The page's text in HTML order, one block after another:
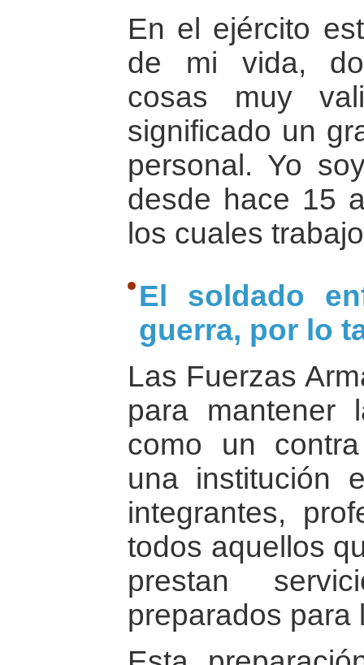
En el ejército
de mi vida,
cosas muy
significado un
personal. Yo
desde hace 15
los cuales
El soldado
guerra, por lo
Las Fuerzas
para mantener
como un
una institución
integrantes,
todos aquellos
prestan
preparados para